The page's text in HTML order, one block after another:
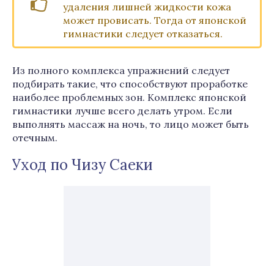
удаления лишней жидкости кожа
может провисать. Тогда от японской
гимнастики следует отказаться.
Из полного комплекса упражнений следует
подбирать такие, что способствуют проработке
наиболее проблемных зон. Комплекс японской
гимнастики лучше всего делать утром. Если
выполнять массаж на ночь, то лицо может быть
отечным.
Уход по Чизу Саеки